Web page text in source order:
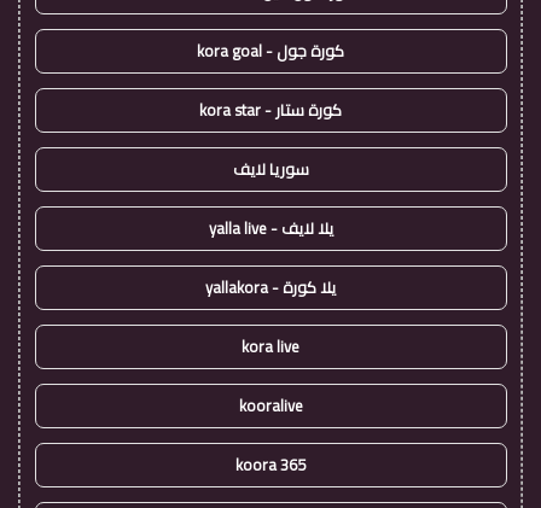
كورة جول - kora goal
كورة ستار - kora star
سوريا لايف
يلا لايف - yalla live
يلا كورة - yallakora
kora live
kooralive
koora 365